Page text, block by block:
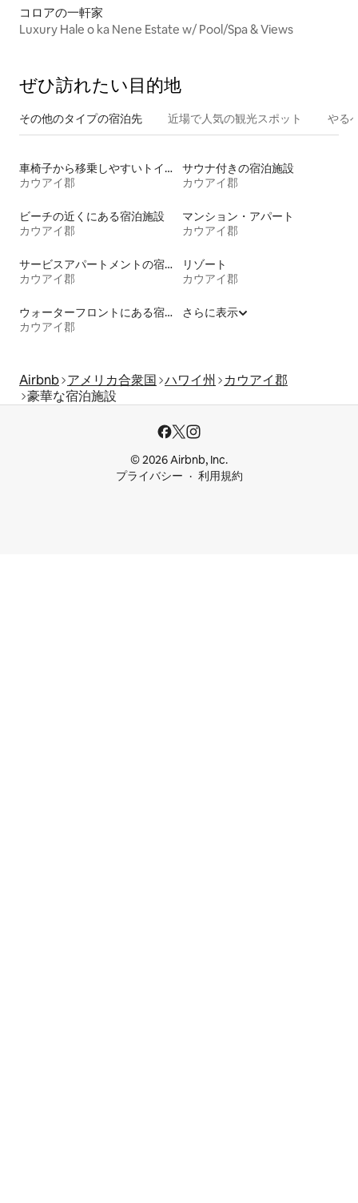
コロアの一軒家
Luxury Hale o ka Nene Estate w/ Pool/Spa & Views
ぜひ訪⁠れ⁠た⁠い目⁠的⁠地
その他のタ⁠イ⁠プ⁠の宿⁠泊⁠先 近場で人気の観光スポット やる
車椅子から移乗しやすいトイレ付きの宿泊施設
カウアイ郡
サウナ付きの宿泊施設
カウアイ郡
ビーチの近くにある宿泊施設
カウアイ郡
マンション・アパート
カウアイ郡
サービスアパートメントの宿泊施設
カウアイ郡
リゾート
カウアイ郡
ウォーターフロントにある宿泊施設
カウアイ郡
さらに表示
Airbnb アメリカ合衆国 ハワイ州
カウアイ郡
豪華な宿泊施設
© 2026 Airbnb, Inc.
プライバシー
利用規約